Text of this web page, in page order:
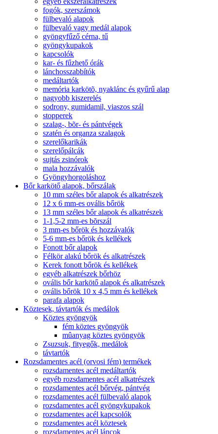
fogók, szerszámok
fülbevaló alapok
fülbevaló vagy medál alapok
gyöngyfűző cérna, tű
gyöngykupakok
kapcsolók
kar- és fűzhető órák
lánchosszabbítók
medáltartók
memória karkötõ, nyaklánc és gyűrű alap
nagyobb kiszerelés
sodrony, gumidamil, viaszos szál
stopperek
szalag-, bõr- és pántvégek
szatén és organza szalagok
szerelőkarikák
szerelőpálcák
sujtás zsinórok
mala hozzávalók
Gyöngyhorgoláshoz
Bőr karkötő alapok, bőrszálak
10 mm széles bőr alapok és alkatrészek
12 x 6 mm-es ovális bőrök
13 mm széles bőr alapok és alkatrészek
1-1,5-2 mm-es bõrszál
3 mm-es bőrök és hozzávalók
5-6 mm-es bőrök és kellékek
Fonott bőr alapok
Félkör alakú bőrök és alkatrészek
Kerek fonott bőrök és kellékek
egyéb alkatrészek bőrhöz
ovális bőr karkötő alapok és alkatrészek
ovális bőrök 10 x 4,5 mm és kellékek
parafa alapok
Köztesek, távtartók és medálok
Köztes gyöngyök
fém köztes gyöngyök
mûanyag köztes gyöngyök
Zsuzsuk, fityegők, medálok
távtartók
Rozsdamentes acél (orvosi fém) termékek
rozsdamentes acél medáltartók
egyéb rozsdamentes acél alkatrészek
rozsdamentes acél bőrvég, pántvég
rozsdamentes acél fülbevaló alapok
rozsdamentes acél gyöngykupakok
rozsdamentes acél kapcsolók
rozsdamentes acél köztesek
rozsdamentes acél láncok